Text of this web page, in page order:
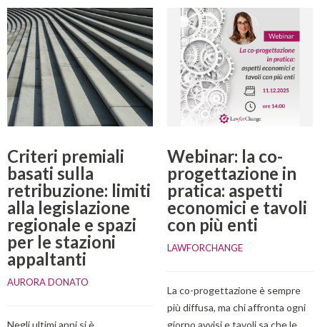
Criteri premiali
basati sulla
retribuzione: limiti
alla legislazione
regionale e spazi
per le stazioni
appaltanti
AURORA DONATO
Webinar: la co-
progettazione in
pratica: aspetti
economici e tavoli
con più enti
LAWFORCHANGE
La co-progettazione è sempre
più diffusa, ma chi affronta ogni